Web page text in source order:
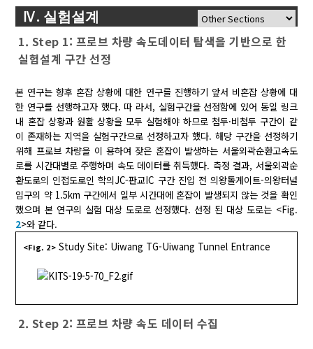
Ⅳ. 실험설계
1. Step 1: 프로브 차량 속도데이터 탐색을 기반으로 한
실험설계 구간 선정
본 연구는 향후 혼잡 상황에 대한 연구를 진행하기 앞서 비혼잡 상황에 대
한 연구를 선행하고자 했다. 따 라서, 실험구간을 선정함에 있어 동일 링크
내 혼잡 상황과 원활 상황을 모두 실험해야 하므로 첨두·비첨두 구간이 같
이 존재하는 지역을 실험구간으로 선정하고자 했다. 해당 구간을 선정하기
위해 프로브 차량을 이 용하여 잦은 혼잡이 발생하는 서울외곽순환고속도
로를 시간대별로 주행하며 속도 데이터를 취득했다. 측정 결과, 서울외곽순
환도로의 인접도로인 학의JC-판교IC 구간 진입 전 의왕톨게이트-의왕터널
입구의 약 1.5km 구간에서 일부 시간대에 혼잡이 발생되지 않는 것을 확인
했으며 본 연구의 실험 대상 도로로 선정했다. 선정 된 대상 도로는 <Fig.
2>와 같다.
<Fig. 2> Study Site: Uiwang TG-Uiwang Tunnel Entrance
2. Step 2: 프로브 차량 속도 데이터 수집